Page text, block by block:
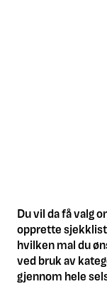
Du vil da få valg
opprette
hvilken mal du
ved bruk av
gjennom hele